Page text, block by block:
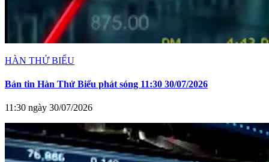
HÀN THỬ BIỂU
Bản tin Hàn Thử Biểu phát sóng 11:30 30/07/2026
11:30 ngày 30/07/2026